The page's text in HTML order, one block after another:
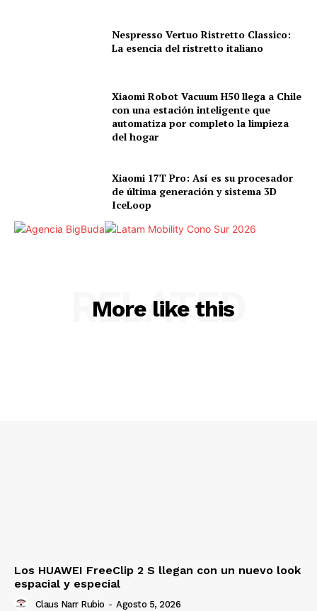
Nespresso Vertuo Ristretto Classico:
La esencia del ristretto italiano
Xiaomi Robot Vacuum H50 llega a Chile
con una estación inteligente que
automatiza por completo la limpieza
del hogar
Xiaomi 17T Pro: Así es su procesador
de última generación y sistema 3D
IceLoop
More like this
RELATED
Los HUAWEI FreeClip 2 S llegan con un nuevo look
espacial y especial
Claus Narr Rubio - Agosto 5, 2026